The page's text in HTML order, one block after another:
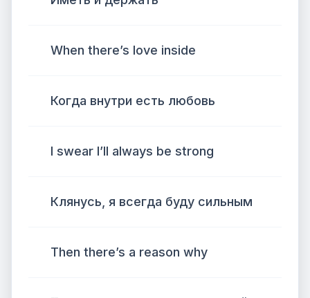
When there’s love inside
Когда внутри есть любовь
I swear I’ll always be strong
Клянусь, я всегда буду сильным
Then there’s a reason why